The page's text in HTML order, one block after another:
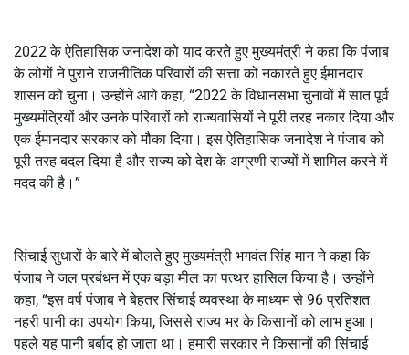
2022 के ऐतिहासिक जनादेश को याद करते हुए मुख्यमंत्री ने कहा कि पंजाब
के लोगों ने पुराने राजनीतिक परिवारों की सत्ता को नकारते हुए ईमानदार
शासन को चुना। उन्होंने आगे कहा, “2022 के विधानसभा चुनावों में सात पूर्व
मुख्यमंत्रियों और उनके परिवारों को राज्यवासियों ने पूरी तरह नकार दिया और
एक ईमानदार सरकार को मौका दिया। इस ऐतिहासिक जनादेश ने पंजाब को
पूरी तरह बदल दिया है और राज्य को देश के अग्रणी राज्यों में शामिल करने में
मदद की है।”
सिंचाई सुधारों के बारे में बोलते हुए मुख्यमंत्री भगवंत सिंह मान ने कहा कि
पंजाब ने जल प्रबंधन में एक बड़ा मील का पत्थर हासिल किया है। उन्होंने
कहा, “इस वर्ष पंजाब ने बेहतर सिंचाई व्यवस्था के माध्यम से 96 प्रतिशत
नहरी पानी का उपयोग किया, जिससे राज्य भर के किसानों को लाभ हुआ।
पहले यह पानी बर्बाद हो जाता था। हमारी सरकार ने किसानों की सिंचाई